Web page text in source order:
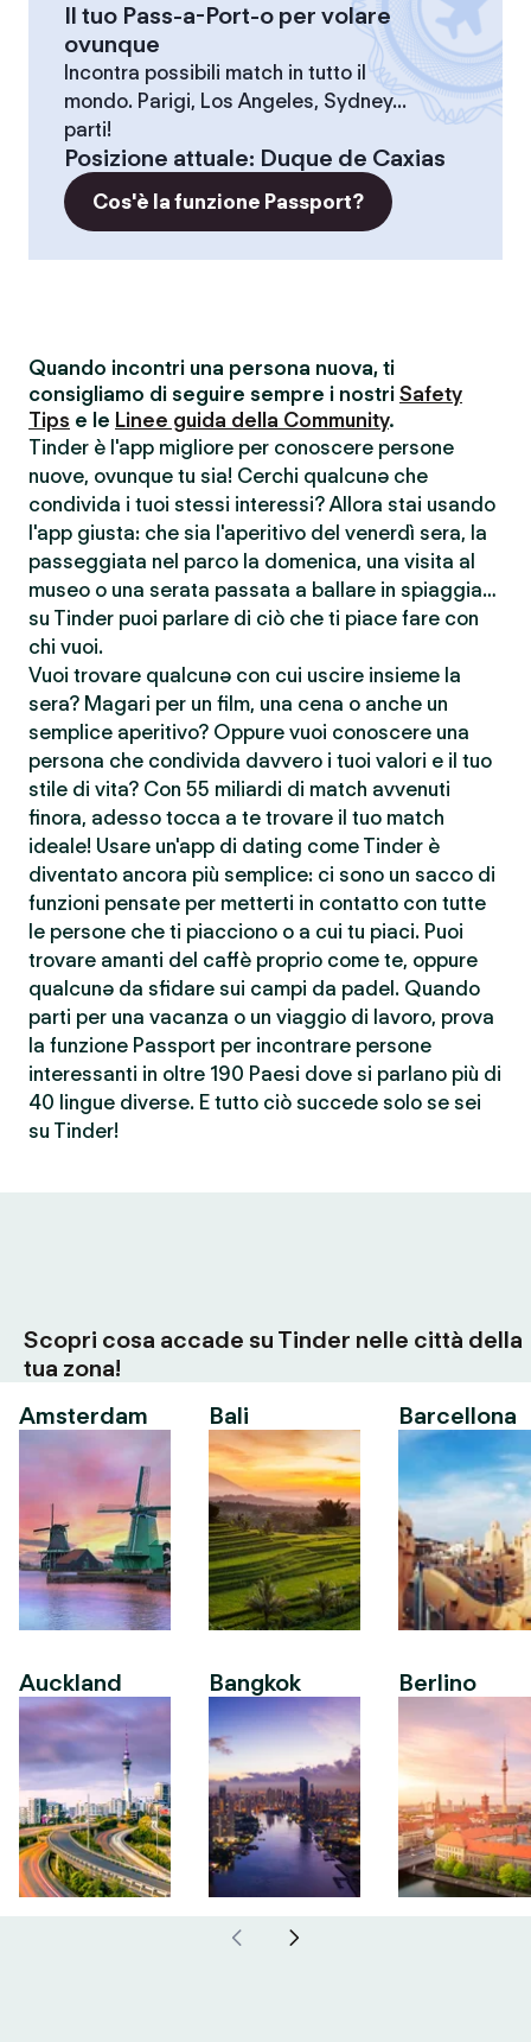
Il tuo Pass-a-Port-o per volare
ovunque
Incontra possibili match in tutto il
mondo. Parigi, Los Angeles, Sydney...
parti!
Posizione attuale: Duque de Caxias
Cos'è la funzione Passport?
Quando incontri una persona nuova, ti
consigliamo di seguire sempre i nostri Safety
Tips e le Linee guida della Community.
Tinder è l'app migliore per conoscere persone
nuove, ovunque tu sia! Cerchi qualcunə che
condivida i tuoi stessi interessi? Allora stai usando
l'app giusta: che sia l'aperitivo del venerdì sera, la
passeggiata nel parco la domenica, una visita al
museo o una serata passata a ballare in spiaggia…
su Tinder puoi parlare di ciò che ti piace fare con
chi vuoi.
Vuoi trovare qualcunə con cui uscire insieme la
sera? Magari per un film, una cena o anche un
semplice aperitivo? Oppure vuoi conoscere una
persona che condivida davvero i tuoi valori e il tuo
stile di vita? Con 55 miliardi di match avvenuti
finora, adesso tocca a te trovare il tuo match
ideale! Usare un'app di dating come Tinder è
diventato ancora più semplice: ci sono un sacco di
funzioni pensate per metterti in contatto con tutte
le persone che ti piacciono o a cui tu piaci. Puoi
trovare amanti del caffè proprio come te, oppure
qualcunə da sfidare sui campi da padel. Quando
parti per una vacanza o un viaggio di lavoro, prova
la funzione Passport per incontrare persone
interessanti in oltre 190 Paesi dove si parlano più di
40 lingue diverse. E tutto ciò succede solo se sei
su Tinder!
Scopri cosa accade su Tinder nelle città della
tua zona!
Amsterdam
Auckland
Bali
Bangkok
Barcellona
Berlino